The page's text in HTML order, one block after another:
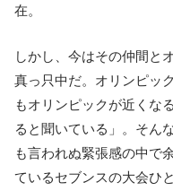
在。
しかし、今はその仲間と
真っ只中だ。オリンピッ
もオリンピックが近くな
ると聞いている」。そん
も言われぬ緊張感の中で
ているセブンスの大会ひ